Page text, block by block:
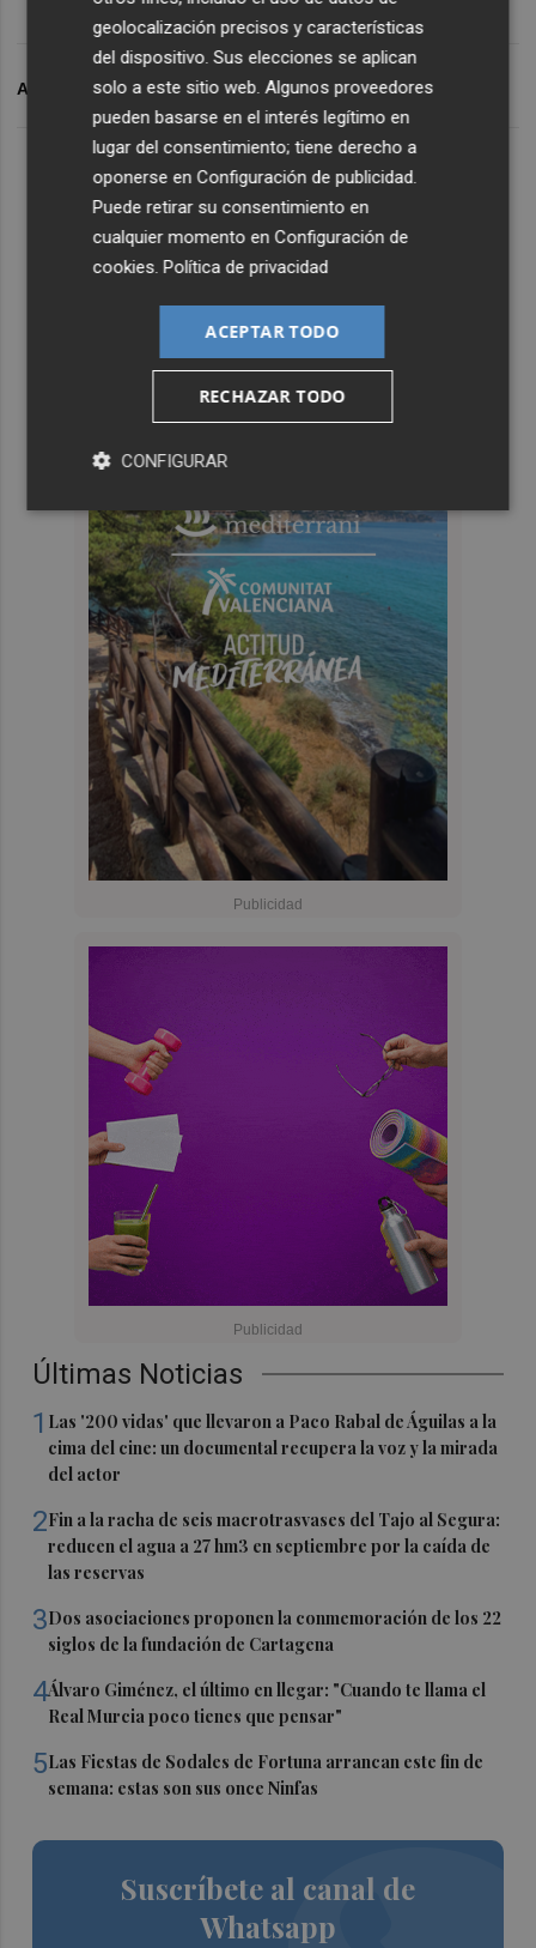
Últimas Noticias
1 Las '200 vidas' que llevaron a Paco Rabal de Águilas a la
cima del cine: un documental recupera la voz y la mirada
del actor
2Fin a la racha de seis macrotrasvases del Tajo al Segura:
reducen el agua a 27 hm3 en septiembre por la caída de
las reservas
3Dos asociaciones proponen la conmemoración de los 22
siglos de la fundación de Cartagena
4Álvaro Giménez, el último en llegar: "Cuando te llama el
Real Murcia poco tienes que pensar"
5Las Fiestas de Sodales de Fortuna arrancan este fin de
semana: estas son sus once Ninfas
Suscríbete al canal de
Whatsapp
ARCHIVADO EN MURCIA CASILLAS
geolocalización precisos y características
del dispositivo. Sus elecciones se aplican
solo a este sitio web. Algunos proveedores
pueden basarse en el interés legítimo en
lugar del consentimiento; tiene derecho a
oponerse enConfiguración de publicidad.
Puede retirar su consentimiento en
cualquier momento enConfiguración de
cookies.Política de privacidad
ACEPTAR TODO
RECHAZAR TODO
CONFIGURAR